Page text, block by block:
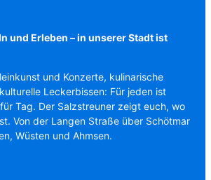
und Erleben – in unserer Stadt ist
und Konzerte, kulinarische
Leckerbissen: Für jeden ist
Tag. Der Salzstreuner zeigt euch, wo
Von der Langen Straße über Schötmar
Wüsten und Ahmsen.